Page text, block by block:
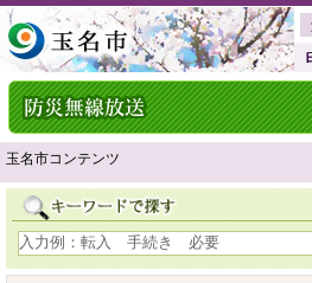
玉名市コンテンツ